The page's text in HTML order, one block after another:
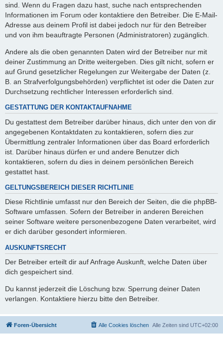
sind. Wenn du Fragen dazu hast, suche nach entsprechenden
Informationen im Forum oder kontaktiere den Betreiber. Die E-Mail-
Adresse aus deinem Profil ist dabei jedoch nur für den Betreiber
und von ihm beauftragte Personen (Administratoren) zugänglich.
Andere als die oben genannten Daten wird der Betreiber nur mit
deiner Zustimmung an Dritte weitergeben. Dies gilt nicht, sofern er
auf Grund gesetzlicher Regelungen zur Weitergabe der Daten (z.
B. an Strafverfolgungsbehörden) verpflichtet ist oder die Daten zur
Durchsetzung rechtlicher Interessen erforderlich sind.
GESTATTUNG DER KONTAKTAUFNAHME
Du gestattest dem Betreiber darüber hinaus, dich unter den von dir
angegebenen Kontaktdaten zu kontaktieren, sofern dies zur
Übermittlung zentraler Informationen über das Board erforderlich
ist. Darüber hinaus dürfen er und andere Benutzer dich
kontaktieren, sofern du dies in deinem persönlichen Bereich
gestattet hast.
GELTUNGSBEREICH DIESER RICHTLINIE
Diese Richtlinie umfasst nur den Bereich der Seiten, die die phpBB-
Software umfassen. Sofern der Betreiber in anderen Bereichen
seiner Software weitere personenbezogene Daten verarbeitet, wird
er dich darüber gesondert informieren.
AUSKUNFTSRECHT
Der Betreiber erteilt dir auf Anfrage Auskunft, welche Daten über
dich gespeichert sind.
Du kannst jederzeit die Löschung bzw. Sperrung deiner Daten
verlangen. Kontaktiere hierzu bitte den Betreiber.
Foren-Übersicht Alle Zeiten sind UTC+02:00
Alle Cookies löschen